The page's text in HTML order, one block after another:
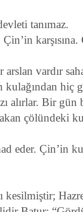
tanımaz.
karşısına.
vardır
kulağından
alırlar. Bir
çölündeki
eder. Çin’in
kesilmiştir;